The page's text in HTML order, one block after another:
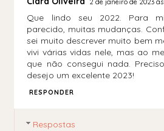
Que lindo seu 2022. Para
parecido, muitas mudanças.
sei muito descrever muito bem
vivi várias vidas nele, mas ao
que não consegui nada.
desejo um excelente 2023!
RESPONDER
Respostas